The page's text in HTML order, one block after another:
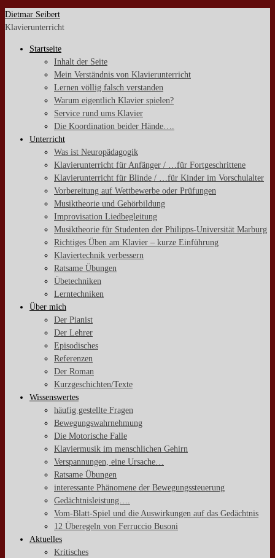
Zum
Inhalt
Dietmar Seibert
Klavierunterricht
Startseite
Inhalt der Seite
Mein Verständnis von Klavierunterricht
Lernen völlig falsch verstanden
Warum eigentlich Klavier spielen?
Service rund ums Klavier
Die Koordination beider Hände….
Unterricht
Was ist Neuropädagogik
Klavierunterricht für Anfänger / …für Fortgeschrittene
Klavierunterricht für Blinde / …für Kinder im Vorschulalter
Vorbereitung auf Wettbewerbe oder Prüfungen
Musiktheorie und Gehörbildung
Improvisation Liedbegleitung
Musiktheorie für Studenten der Philipps-Universität Marburg
Richtiges Üben am Klavier – kurze Einführung
Klaviertechnik verbessern
Ratsame Übungen
Übetechniken
Lerntechniken
Über mich
Der Pianist
Der Lehrer
Episodisches
Referenzen
Der Roman
Kurzgeschichten/Texte
Wissenswertes
häufig gestellte Fragen
Bewegungswahrnehmung
Die Motorische Falle
Klaviermusik im menschlichen Gehirn
Verspannungen, eine Ursache…
Ratsame Übungen
interessante Phänomene der Bewegungssteuerung
Gedächtnisleistung….
Vom-Blatt-Spiel und die Auswirkungen auf das Gedächtnis
12 Überegeln von Ferruccio Busoni
Aktuelles
Kritisches